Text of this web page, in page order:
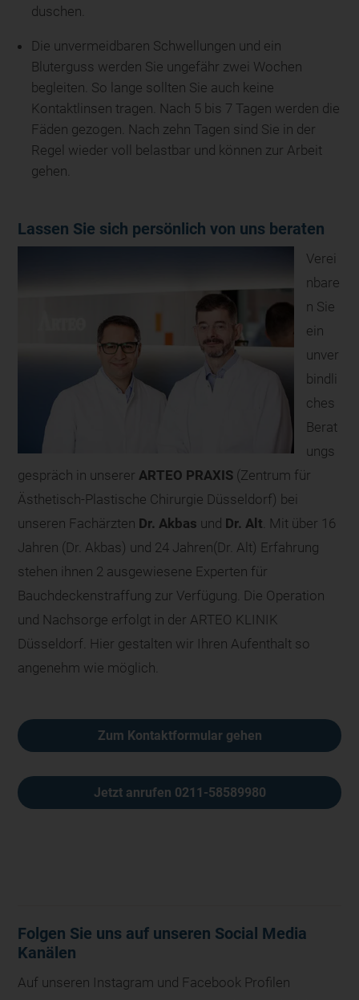
duschen.
Die unvermeidbaren Schwellungen und ein
Bluterguss werden Sie ungefähr zwei Wochen
begleiten. So lange sollten Sie auch keine
Kontaktlinsen tragen. Nach 5 bis 7 Tagen werden die
Fäden gezogen. Nach zehn Tagen sind Sie in der
Regel wieder voll belastbar und können zur Arbeit
gehen.
Lassen Sie sich persönlich von uns beraten
Verei
nbare
n Sie
ein
unver
bindli
ches
Berat
ungs
gespräch in unsererARTEO PRAXIS (Zentrum für
Ästhetisch-Plastische Chirurgie Düsseldorf) bei
unseren Fachärzten Dr. Akbas und Dr. Alt. Mit über 16
Jahren (Dr. Akbas) und 24 Jahren(Dr. Alt) Erfahrung
stehen ihnen 2 ausgewiesene Experten für
Bauchdeckenstraffung zur Verfügung. Die Operation
und Nachsorge erfolgt in der ARTEO KLINIK
Düsseldorf. Hier gestalten wir Ihren Aufenthalt so
angenehm wie möglich.
Zum Kontaktformular gehen
Jetzt anrufen 0211-58589980
Folgen Sie uns auf unseren Social Media
Kanälen
Auf unseren Instagram und Facebook Profilen